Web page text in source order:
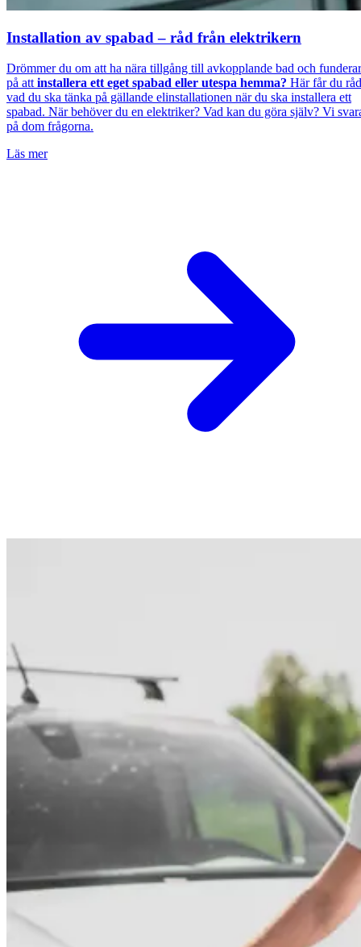
Installation av spabad – råd från elektrikern
Drömmer du om att ha nära tillgång till avkopplande bad och funderar
på attinstallera ett eget spabad eller utespa hemma? Här får du råd
vad du ska tänka på gällande elinstallationen när du ska installera ett
spabad. När behöver du en elektriker? Vad kan du göra själv? Vi
på dom frågorna.
Läs mer